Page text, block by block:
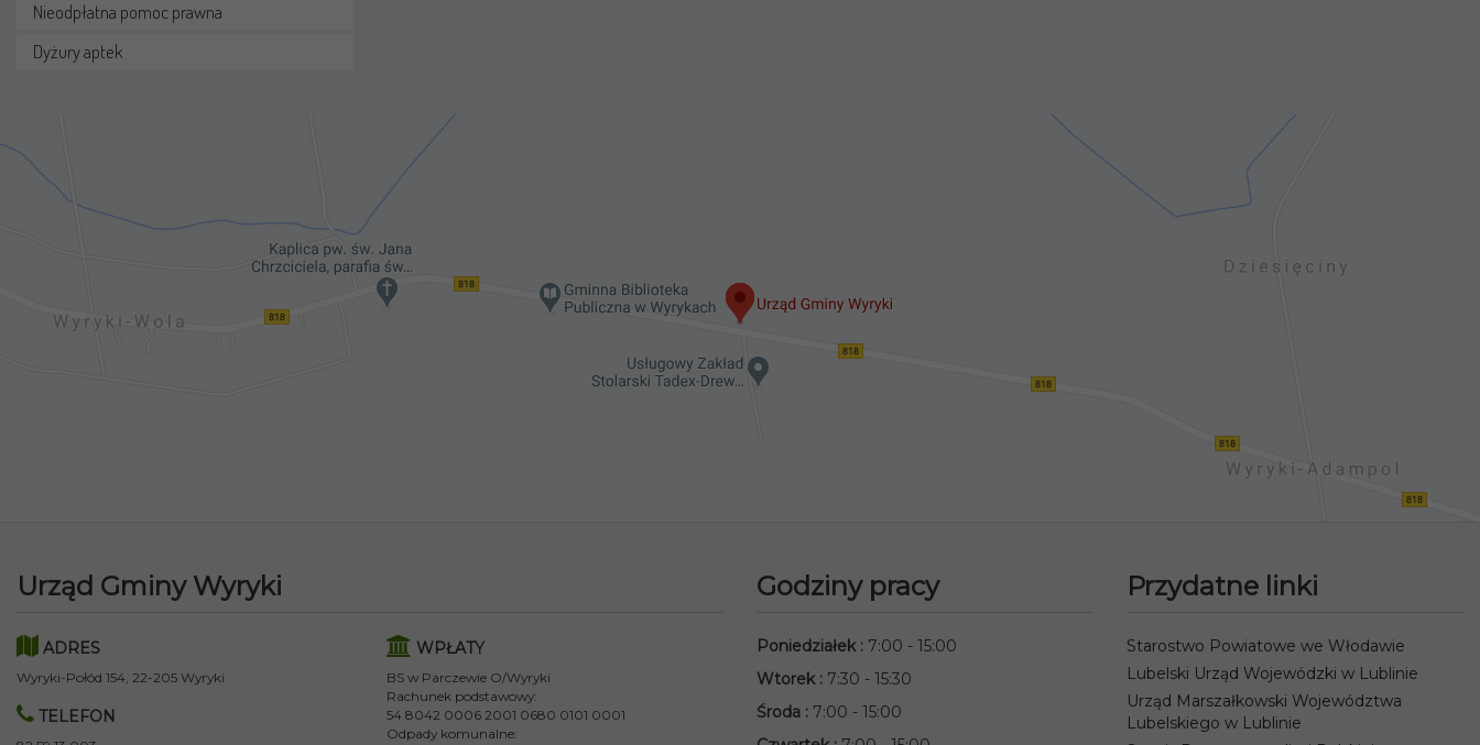
Nieodpłatna pomoc prawna
Dyżury aptek
Urząd Gminy Wyryki
ADRES
Wyryki-Połód 154, 22-205 Wyryki
TELEFON
WPŁATY
BS w Parczewie O/Wyryki
Rachunek podstawowy:
54 8042 0006 2001 0680 0101 0001
Odpady komunalne:
Godziny pracy
Poniedziałek: 7:00 - 15:00
Wtorek: 7:30 - 15:30
Środa : 7:00 - 15:00
Przydatne linki
Starostwo Powiatowe we Włodawie
Lubelski Urząd Wojewódzki w Lublinie
Urząd Marszałkowski Województwa
Lubelskiego w Lublinie